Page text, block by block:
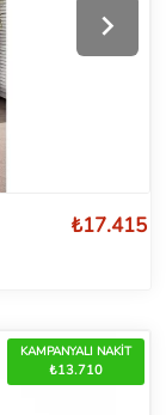
₺17.415
KAMPANYALI NAKİT
₺13.710